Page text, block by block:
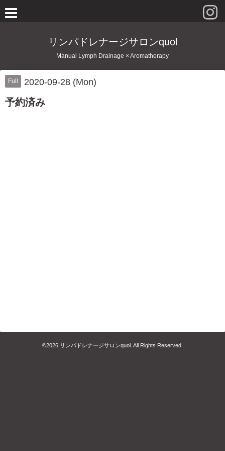
リンパドレナージサロンquol
Manual Lymph Drainage × Aromatherapy
Full 2020-09-28 (Mon)
予約済み
©2026 リンパドレナージサロンquol . All Rights Reserved.